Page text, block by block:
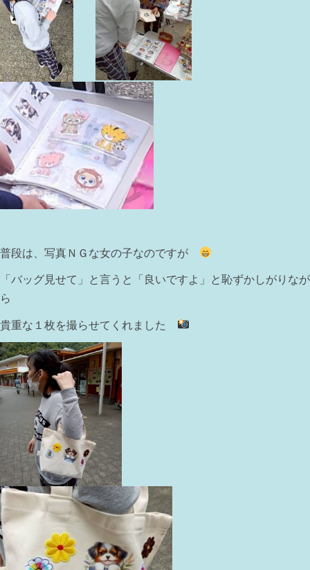
普段は、写真ＮＧな女の子なのですが
「バッグ見せて」と言うと「良いですよ」と恥ずかしがりなが
ら
貴重な１枚を撮らせてくれました